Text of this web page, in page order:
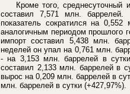
Кроме того,
составил 7,571 млн.
показатель сократился на
аналогичным периодом прошлого
импорт составил 5,438 млн.
неделей он упал на 0,761 млн.
- на 3,153 млн. баррелей в
составил 2,133 млн. баррелей в
вырос на 0,209 млн. баррелей в
млн. баррелей в сутки (+427,97%).